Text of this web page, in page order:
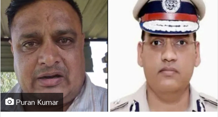
Puran Kumar